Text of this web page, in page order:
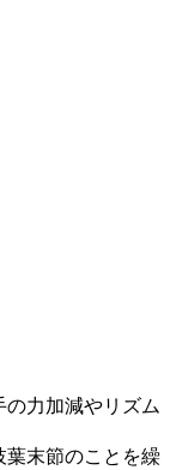
力加減やリズム
葉末節のことを繰